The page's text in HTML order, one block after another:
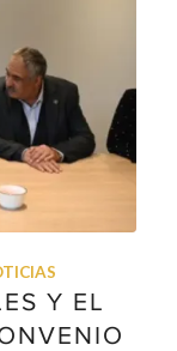
Y EL